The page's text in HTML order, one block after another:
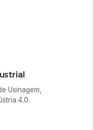
Usinagem,
4.0.